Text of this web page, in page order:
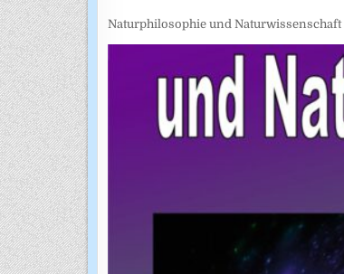
Naturphilosophie und Naturwissenschaft